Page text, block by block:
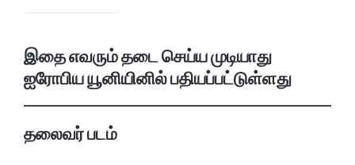
இதை எவரும் தடை செய்ய முடியாது
ஐரோபிய யூனியினில் பதியப்பட்டுள்ளது
தலைவர் படம்